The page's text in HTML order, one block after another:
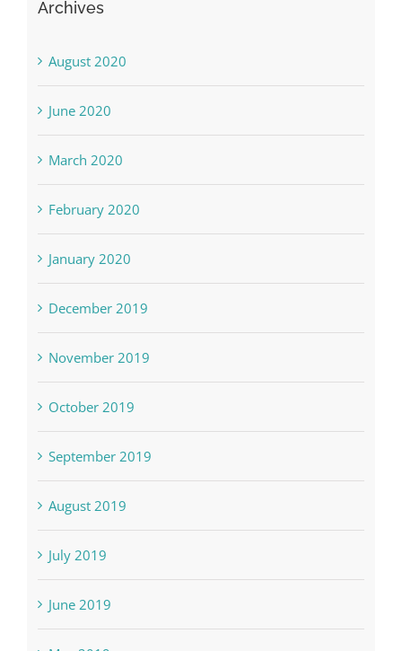
August 2020
June 2020
March 2020
February 2020
January 2020
December 2019
November 2019
October 2019
September 2019
August 2019
July 2019
June 2019